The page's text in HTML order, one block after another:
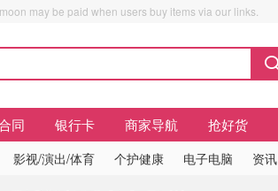
may be paid when users buy items via our links.
同 银行卡 商家导航 抢好货
影视/演出/体育 个护健康 电子电脑 资讯